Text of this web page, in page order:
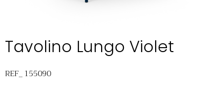
Tavolino Lungo Violet
REF_ 155090